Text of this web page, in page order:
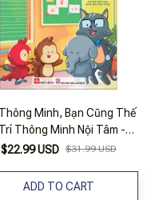
Minh, Bạn Cũng Thế
Thông Minh Nội Tâm -
Song Ngữ Việt-Anh
$22.99 USD $31.99 USD
ADD TO CART